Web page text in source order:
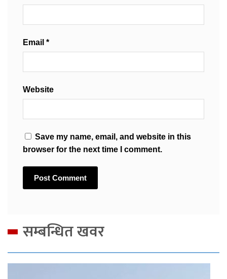
Email *
Website
Save my name, email, and website in this
browser for the next time I comment.
सम्बन्धित खवर